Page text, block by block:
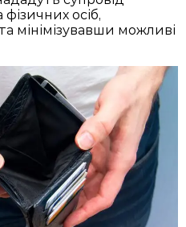
осіб,
мінімізувавши можливі